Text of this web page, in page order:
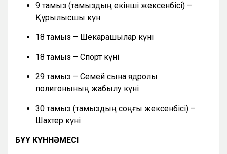
9 тамыз (тамыздың екінші жексенбісі) –
Құрылысшы күн
18 тамыз – Шекарашылар күні
18 тамыз – Спорт күні
29 тамыз – Семей сынақ ядролық
полигонының жабылу күні
30 тамыз (тамыздың соңғы жексенбісі) –
Шахтер күні
БҰҰ КҮННӘМЕСІ